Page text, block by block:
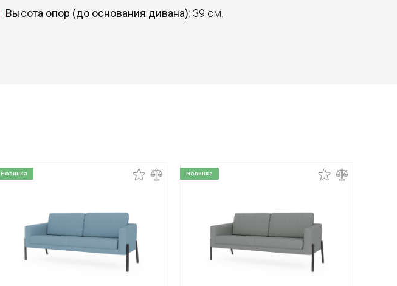
Высота опор (до основания дивана): 39 см.
Новинка Новинка